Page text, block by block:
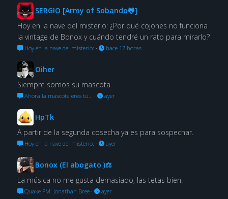
SERGIO [Army of Sobando🐸]
Hoy en la nave del misterio: ¿Por qué cojones no funciona
la vintage de Bonox y cuándo tendré un rato para mirarlo?
Hoy en la nave del misterio: · hace 17 horas
Oiher
Siempre somos su mascota.
Ahora la mascota eres tú… · ayer
HpTk
A partir de la segunda cosecha ya es para sospechar.
Hoy en la nave del misterio: · ayer
Bonox (El abogato )⚖
La música no me gusta demasiado, las tetas bien.
Quake FM: Jonathan Bree· ayer